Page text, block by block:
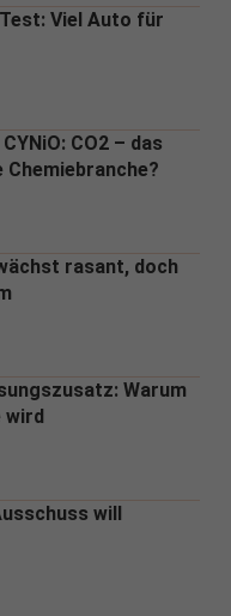
Viel Auto für
CO2 – das
rasant, doch
Warum
will